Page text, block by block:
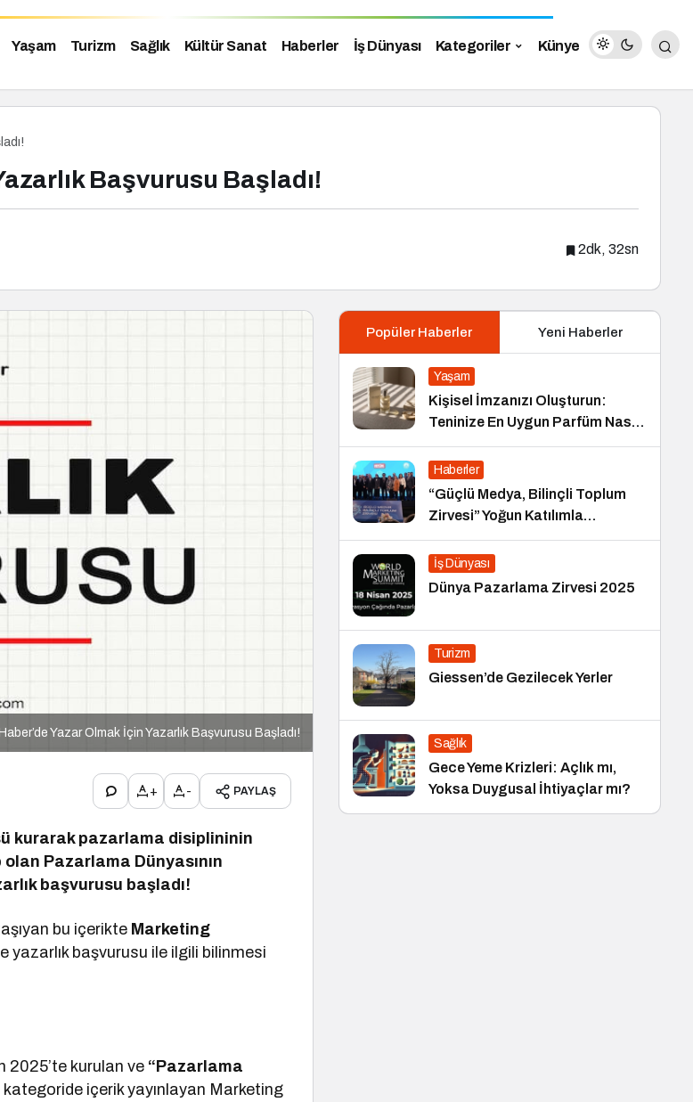
Yaşam Turizm Sağlık Kültür Sanat Haberler İş Dünyası Kategoriler Künye
Başvurusu Başladı!
2dk, 32sn
Yazar Olmak İçin Yazarlık Başvurusu Başladı!
+ - PAYLAŞ
kurarak pazarlama disiplininin
Pazarlama Dünyasının
başvurusu başladı!
bu içerikte Marketing
yazarlık başvurusu ile ilgili bilinmesi
2025’te kurulan ve “Pazarlama
içerik yayınlayan Marketing
Popüler Haberler Yeni Haberler
Yaşam
Kişisel İmzanızı Oluşturun:
Teninize En Uygun Parfüm Nasıl
Seçilir?
Haberler
“Güçlü Medya, Bilinçli Toplum
Zirvesi” Yoğun Katılımla
Gerçekleşti
İş Dünyası
Dünya Pazarlama Zirvesi 2025
Turizm
Giessen’de Gezilecek Yerler
Sağlık
Gece Yeme Krizleri: Açlık mı,
Yoksa Duygusal İhtiyaçlar mı?